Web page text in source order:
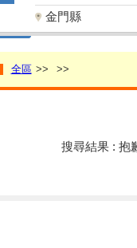
金門縣
全區 >> >>
搜尋結果 : 抱